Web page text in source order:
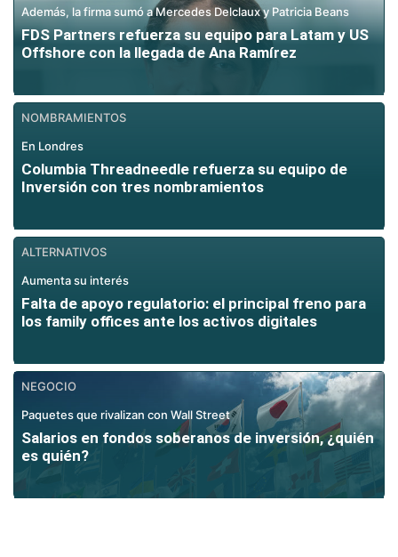
Además, la firma sumó a Mercedes Delclaux y Patricia Beans
FDS Partners refuerza su equipo para Latam y US
Offshore con la llegada de Ana Ramírez
NOMBRAMIENTOS
En Londres
Columbia Threadneedle refuerza su equipo de
Inversión con tres nombramientos
ALTERNATIVOS
Aumenta su interés
Falta de apoyo regulatorio: el principal freno para
los family offices ante los activos digitales
NEGOCIO
Paquetes que rivalizan con Wall Street
Salarios en fondos soberanos de inversión, ¿quién
es quién?